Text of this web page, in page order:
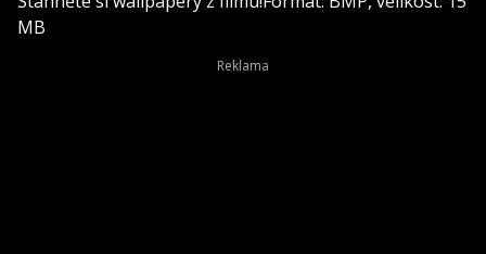
MB